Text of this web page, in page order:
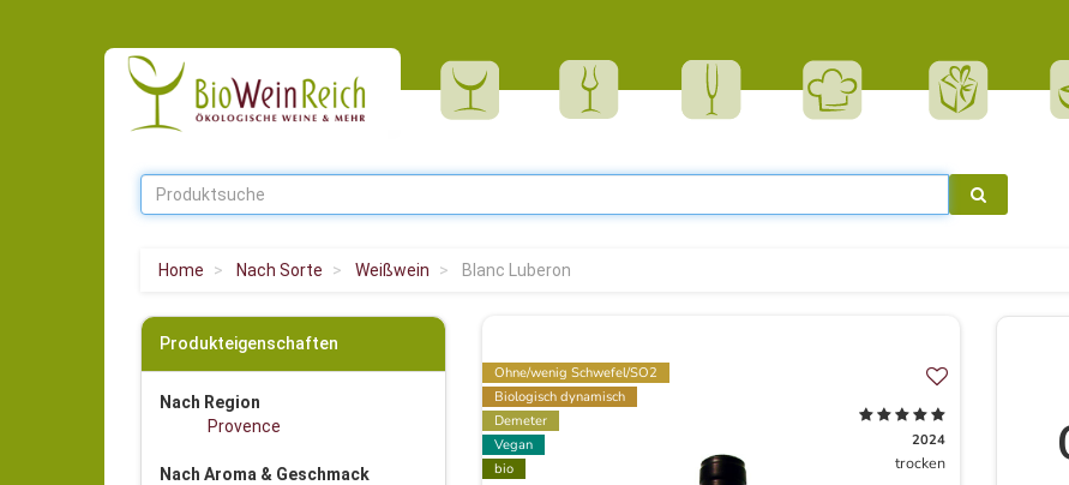
Home Nach Sorte Weißwein Blanc Luberon
Produkteigenschaften
Nach Region
Provence
Nach Aroma & Geschmack
Ohne/wenig Schwefel/SO2
Biologisch dynamisch
Demeter
Vegan
bio
2024
trocken